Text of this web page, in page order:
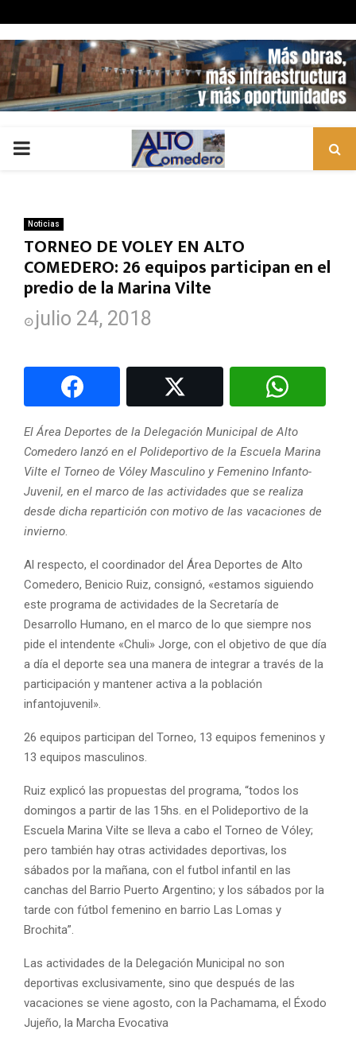
PRIMARY
Noticias
TORNEO DE VOLEY EN ALTO
COMEDERO: 26 equipos participan en el
predio de la Marina Vilte
julio 24, 2018
El Área Deportes de la Delegación Municipal de Alto
Comedero lanzó en el Polideportivo de la Escuela Marina
Vilte el Torneo de Vóley Masculino y Femenino Infanto-
Juvenil, en el marco de las actividades que se realiza
desde dicha repartición con motivo de las vacaciones de
invierno.
Al respecto, el coordinador del Área Deportes de Alto
Comedero, Benicio Ruiz, consignó, «estamos siguiendo
este programa de actividades de la Secretaría de
Desarrollo Humano, en el marco de lo que siempre nos
pide el intendente «Chuli» Jorge, con el objetivo de que día
a día el deporte sea una manera de integrar a través de la
participación y mantener activa a la población
infantojuvenil».
26 equipos participan del Torneo, 13 equipos femeninos y
13 equipos masculinos.
Ruiz explicó las propuestas del programa, “todos los
domingos a partir de las 15hs. en el Polideportivo de la
Escuela Marina Vilte se lleva a cabo el Torneo de Vóley;
pero también hay otras actividades deportivas, los
sábados por la mañana, con el futbol infantil en las
canchas del Barrio Puerto Argentino; y los sábados por la
tarde con fútbol femenino en barrio Las Lomas y
Brochita”.
Las actividades de la Delegación Municipal no son
deportivas exclusivamente, sino que después de las
vacaciones se viene agosto, con la Pachamama, el Éxodo
Jujeño, la Marcha Evocativa